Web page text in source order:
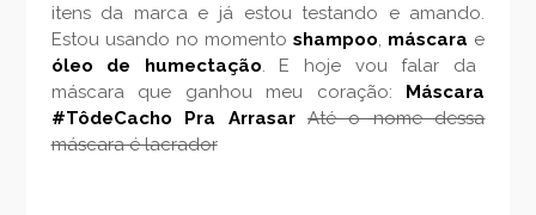
itens da marca e já estou testando e amando.
Estou usando no momentoshampoo, máscara e
óleo de humectação. E hoje vou falar da
máscara que ganhou meu coração:
Máscara
#TôdeCacho Pra Arrasar Até o nome dessa
máscara é lacrador